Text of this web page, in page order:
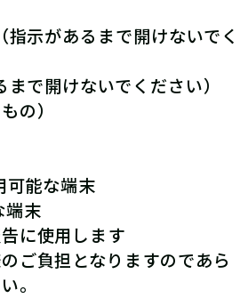
示があるまで開けないでく
で開けないでください）
の）
能な端末
末
に使用します
ご負担となりますのであら
。